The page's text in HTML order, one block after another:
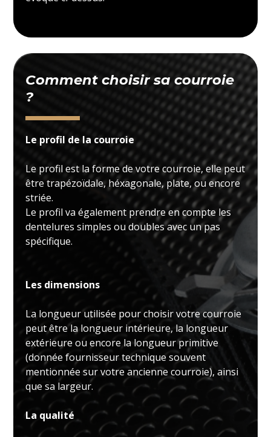
Comment choisir sa courroie
?
Le profil de la courroie
Le profil est la forme de votre courroie, elle peut
être trapézoïdale, héxagonale, plate, ou encore
striée.
Le profil va également prendre en compte les
dentelures simples ou doubles avec un pas
spécifique.
Les dimensions
La longueur utilisée pour choisir votre courroie
peut être la longueur intérieure, la longueur
extérieure ou encore la longueur primitive
(donnée fournisseur technique souvent
mentionnée sur votre ancienne courroie), ainsi
que sa largeur.
La qualité